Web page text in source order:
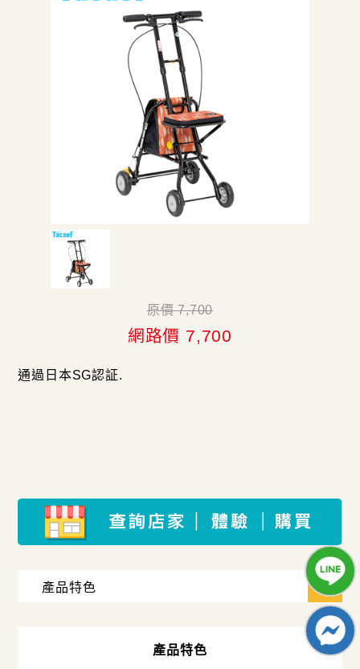
原價 7,700
網路價 7,700
通過日本SG認証.
產品特色